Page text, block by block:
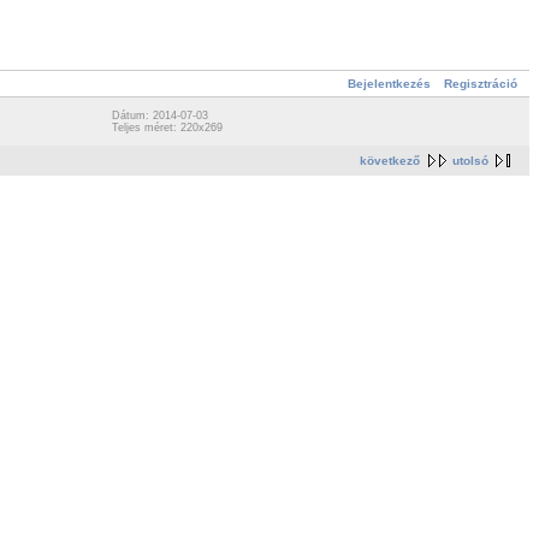
Bejelentkezés Regisztráció
Dátum: 2014-07-03
Teljes méret: 220x269
következő utolsó